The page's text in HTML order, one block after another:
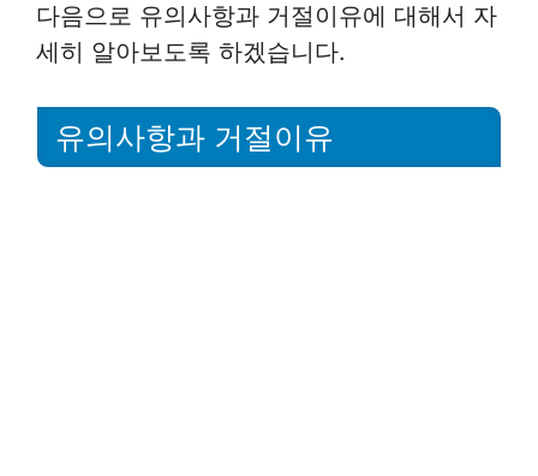
다음으로 유의사항과 거절이유에 대해서 자
세히 알아보도록 하겠습니다.
유의사항과 거절이유